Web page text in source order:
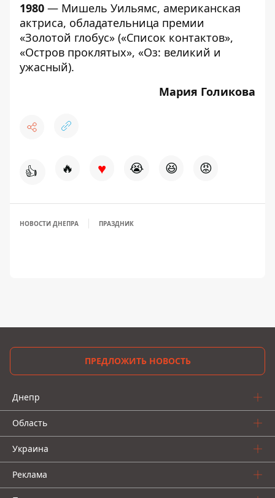
1980 — Мишель Уильямс, американская
актриса, обладательница премии
«Золотой глобус» («Список контактов»,
«Остров проклятых», «Оз: великий и
ужасный).
Мария Голикова
👍 🔥 ♥ 😭 😆 😡
НОВОСТИ ДНЕПРА ПРАЗДНИК
ПРЕДЛОЖИТЬ НОВОСТЬ
Днепр
Область
Украина
Реклама